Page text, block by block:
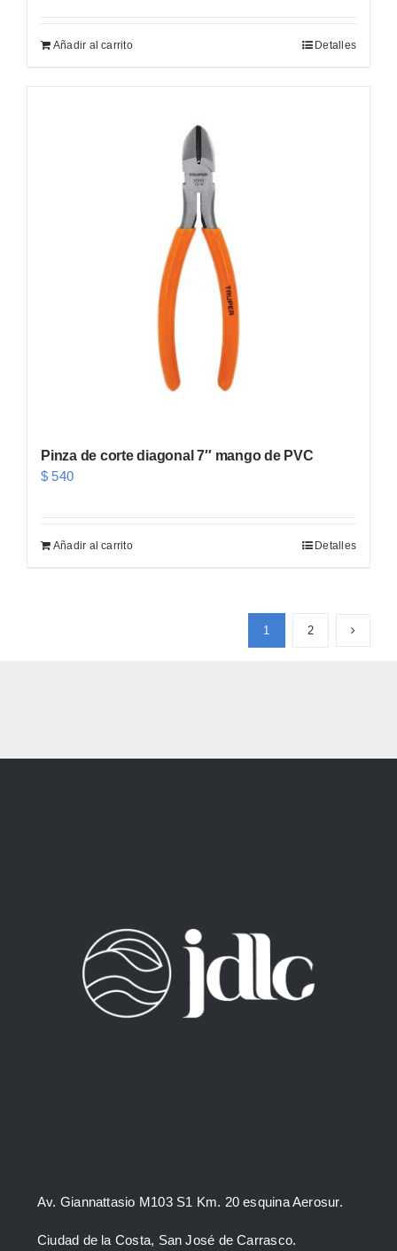
Añadir al carrito Detalles
Pinza de corte diagonal 7″ mango de PVC
$ 540
Añadir al carrito Detalles
1 2
Av. Giannattasio M103 S1 Km. 20 esquina Aerosur.
Ciudad de la Costa, San José de Carrasco.